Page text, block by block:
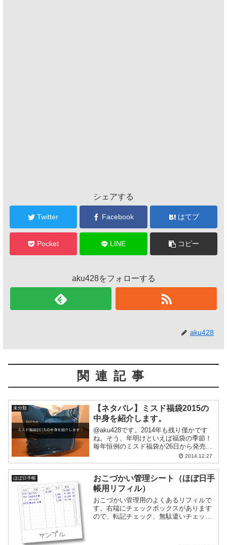
シェアする
Twitter Facebook はてブ
Pocket LINE コピー
aku428をフォローする
aku428
関連記事
未分類
【ネタバレ】ミスド福袋2015の
中身を紹介します。
@aku428です。2014年も残り僅かです
ね。そう、年明けといえば福袋の季節！
毎年恒例のミスド福袋が26日から発売開
始したので、会社の帰りに2160円福袋を
早速ゲットしたので中身を紹介します。
...
2014.12.27
ほぼ日手帳
おこづかい管理シート（ほぼ日手
帳用リフィル）
おこづかい管理用のよくあるリフィルで
す。右端にチェックボックスがあります
ので、転記チェック、無駄遣いチェック